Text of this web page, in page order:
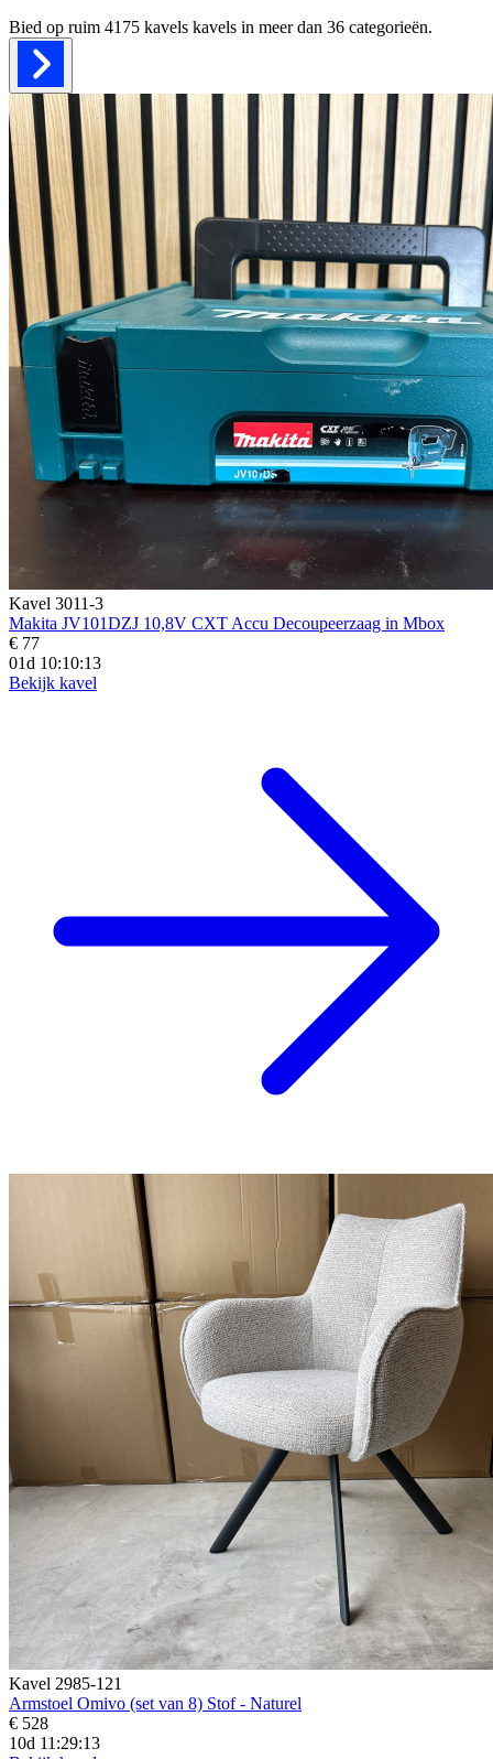
Bied op ruim 4175 kavels kavels in meer dan 36 categorieën.
Kavel 3011-3
Makita JV101DZJ 10,8V CXT Accu Decoupeerzaag in Mbox
€ 77
01d 10:10:11
Bekijk kavel
Kavel 2985-121
Armstoel Omivo (set van 8) Stof - Naturel
€ 528
10d 11:29:11